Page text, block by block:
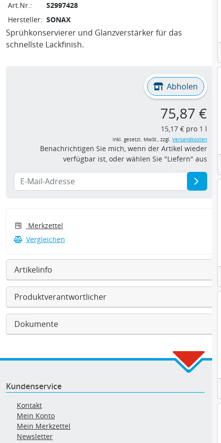
Art.Nr.:
S2997428
Hersteller: SONAX
Sprühkonservierer und Glanzverstärker für das
schnellste Lackfinish.
Abholen
75,87 €
15,17 € pro 1 l
inkl. gesetzl. MwSt., zzgl. Versandkosten
Benachrichtigen Sie mich, wenn der Artikel wieder
verfügbar ist, oder wählen Sie "Liefern" aus
Merkzettel
Vergleichen
Artikelinfo
Produktverantwortlicher
Dokumente
Kundenservice
Kontakt
Mein Konto
Mein Merkzettel
Newsletter